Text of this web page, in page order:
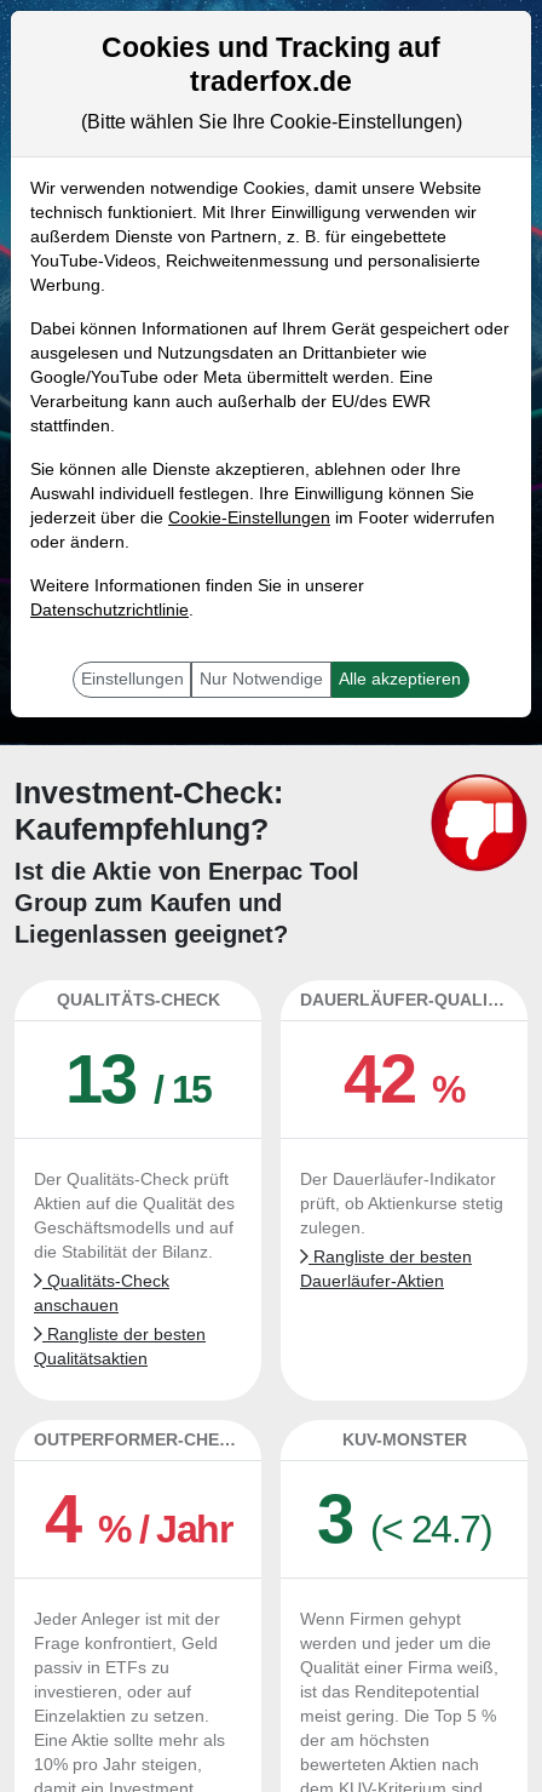
Aktien- und Artikelsuche
A2PY85 | EPAC–Enerpac Tool
Group Aktie
Realtime-Aktienkurs:
- - -
-
Marktkapitalisierung 1,93 Mrd. USD
Unternehmenswert
Umsatz 616,90 Mio. USD
22.8 %
mit dieser Aktie erfolgreich sein.
Investment-Check:
Kaufempfehlung?
Ist die Aktie von Enerpac Tool
Group zum Kaufen und
Liegenlassen geeignet?
QUALITÄTS-CHECK
13 / 15
Der Qualitäts-Check prüft
Aktien auf die Qualität des
Geschäftsmodells und auf
die Stabilität der Bilanz.
Qualitäts-Check
anschauen
Rangliste der besten
Qualitätsaktien
DAUERLÄUFER-QUALITÄTEN
42%
Der Dauerläufer-Indikator
prüft, ob Aktienkurse stetig
zulegen.
Rangliste der besten
Dauerläufer-Aktien
OUTPERFORMER-CHECK
4 % / Jahr
Jeder Anleger ist mit der
Frage konfrontiert, Geld
passiv in ETFs zu
investieren, oder auf
Einzelaktien zu setzen.
Eine Aktie sollte mehr als
10% pro Jahr steigen,
KUV-MONSTER
3 (< 24.7)
Wenn Firmen gehypt
werden und jeder um die
Qualität einer Firma weiß,
ist das Renditepotential
meist gering. Die Top 5 %
der am höchsten
bewerteten Aktien nach
Cookies und Tracking auf
traderfox.de
(Bitte wählen Sie Ihre Cookie-Einstellungen)
Wir verwenden notwendige Cookies, damit unsere Website
technisch funktioniert. Mit Ihrer Einwilligung verwenden wir
außerdem Dienste von Partnern, z. B. für eingebettete
YouTube-Videos, Reichweitenmessung und personalisierte
Werbung.
Dabei können Informationen auf Ihrem Gerät gespeichert oder
ausgelesen und Nutzungsdaten an Drittanbieter wie
Google/YouTube oder Meta übermittelt werden. Eine
Verarbeitung kann auch außerhalb der EU/des EWR
stattfinden.
Sie können alle Dienste akzeptieren, ablehnen oder Ihre
Auswahl individuell festlegen. Ihre Einwilligung können Sie
jederzeit über die Cookie-Einstellungen im Footer widerrufen
oder ändern.
Weitere Informationen finden Sie in unserer
Datenschutzrichtlinie.
Einstellungen Nur Notwendige Alle akzeptieren